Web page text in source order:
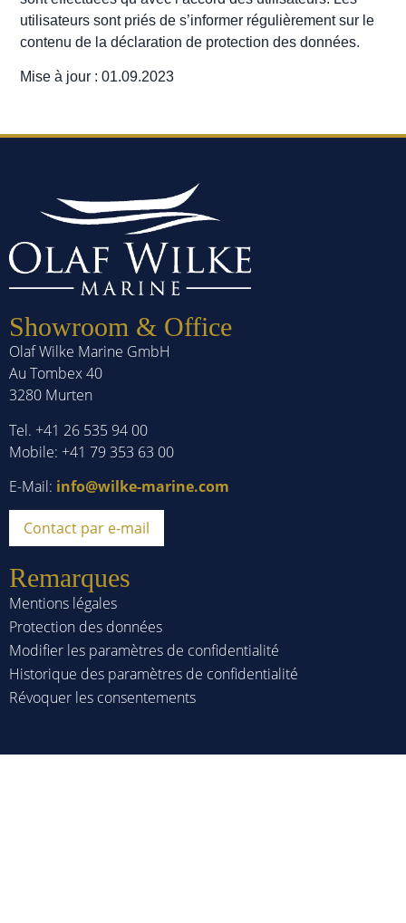
utilisateurs sont priés de s’informer régulièrement sur le
contenu de la déclaration de protection des données.
Mise à jour : 01.09.2023
Showroom & Office
Olaf Wilke Marine GmbH
Au Tombex 40
3280 Murten
Tel. +41 26 535 94 00
Mobile: +41 79 353 63 00
E-Mail: info@wilke-marine.com
Contact par e-mail
Remarques
Mentions légales
Protection des données
Modifier les paramètres de confidentialité
Historique des paramètres de confidentialité
Révoquer les consentements